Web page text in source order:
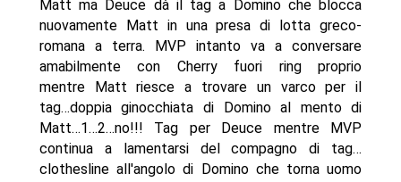
Matt ma Deuce dà il tag a Domino che blocca
nuovamente Matt in una presa di lotta greco-
romana a terra. MVP intanto va a conversare
amabilmente con Cherry fuori ring proprio
mentre Matt riesce a trovare un varco per il
tag…doppia ginocchiata di Domino al mento di
Matt…1…2…no!!! Tag per Deuce mentre MVP
continua a lamentarsi del compagno di tag…
clothesline all'angolo di Domino che torna uomo